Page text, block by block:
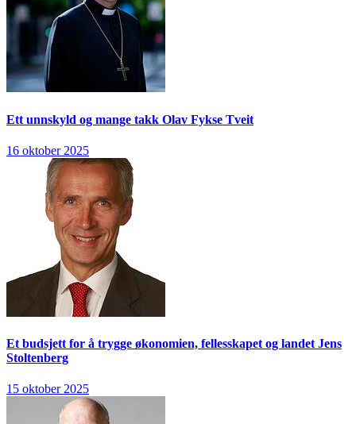
Ett unnskyld og mange takk Olav Fykse Tveit
16 oktober 2025
Et budsjett for å trygge økonomien, fellesskapet og landet Jens
Stoltenberg
15 oktober 2025